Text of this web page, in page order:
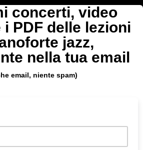
concerti, video
PDF delle lezioni
jazz,
nella tua email
email, niente spam)